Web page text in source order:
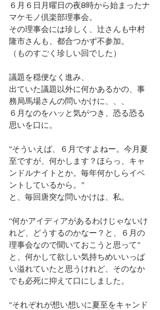
６月６日月曜日の夜8時から始まったナ
マケモノ倶楽部理事会。
その理事会には珍しく、辻さんも中村
隆市さんも、都合つかず不参加。
（ものすごく珍しい回でした）
議題を穏便なく進み、
出ていた議題以外に何かあるかの、事
務局馬場さんの問いかけに、、、
６月なのをハッと気がつき、恐る恐る
思いを口に。
“そういえば、６月ですよねー。今月夏
至ですが、何かします？ほらっ、キャ
ンドルナイトとか。毎年何かしらイベ
ントしているから。”
と、毎回唐突な問いかけは、私。
“何かアイディアがあるわけじゃないけ
れど、どうするのかなー？と、６月の
理事会なので聞いておこうと思って”
と、何かして欲しい気持ちめいいっぱ
い溢れていたと思うけれど、そのなか
でも必死に抑えて口にしました。
“それぞれが想い想いに夏至をキャンド